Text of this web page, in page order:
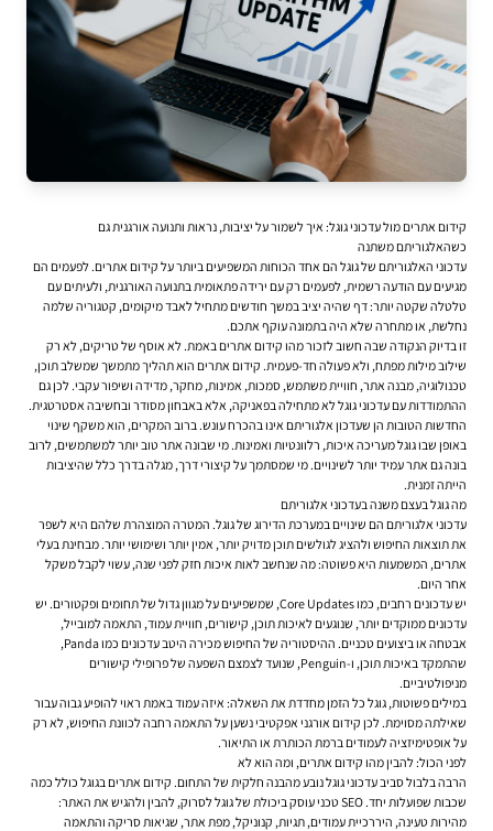
קידום אתרים מול עדכוני גוגל: איך לשמור על יציבות, נראות ותנועה אורגנית גם
כשהאלגוריתם משתנה
עדכוני האלגוריתם של גוגל הם אחד הכוחות המשפיעים ביותר על קידום אתרים. לפעמים הם
מגיעים עם הודעה רשמית, לפעמים רק עם ירידה פתאומית בתנועה האורגנית, ולעיתים עם
טלטלה שקטה יותר: דף שהיה יציב במשך חודשים מתחיל לאבד מיקומים, קטגוריה שלמה
נחלשת, או מתחרה שלא היה בתמונה עוקף אתכם.
זו בדיוק הנקודה שבה חשוב לזכור מהו קידום אתרים באמת. לא אוסף של טריקים, לא רק
שילוב מילות מפתח, ולא פעולה חד-פעמית. קידום אתרים הוא תהליך מתמשך שמשלב תוכן,
טכנולוגיה, מבנה אתר, חוויית משתמש, סמכות, אמינות, מחקר, מדידה ושיפור עקבי. לכן גם
ההתמודדות עם עדכוני גוגל לא מתחילה בפאניקה, אלא באבחון מסודר ובחשיבה אסטרטגית.
החדשות הטובות הן שעדכון אלגוריתם אינו בהכרח עונש. ברוב המקרים, הוא משקף שינוי
באופן שבו גוגל מעריכה איכות, רלוונטיות ואמינות. מי שבונה אתר טוב יותר למשתמשים, לרוב
בונה גם אתר עמיד יותר לשינויים. מי שמסתמך על קיצורי דרך, מגלה בדרך כלל שהיציבות
הייתה זמנית.
מה גוגל בעצם משנה בעדכוני אלגוריתם
עדכוני אלגוריתם הם שינויים במערכת הדירוג של גוגל. המטרה המוצהרת שלהם היא לשפר
את תוצאות החיפוש ולהציג לגולשים תוכן מדויק יותר, אמין יותר ושימושי יותר. מבחינת בעלי
אתרים, המשמעות היא פשוטה: מה שנחשב לאות איכות חזק לפני שנה, עשוי לקבל משקל
אחר היום.
יש עדכונים רחבים, כמו Core Updates, שמשפיעים על מגוון גדול של תחומים ופקטורים. יש
עדכונים ממוקדים יותר, שנוגעים לאיכות תוכן, קישורים, חוויית עמוד, התאמה למובייל,
אבטחה או ביצועים טכניים. ההיסטוריה של החיפוש מכירה היטב עדכונים כמו Panda,
שהתמקד באיכות תוכן, ו-Penguin, שנועד לצמצם השפעה של פרופילי קישורים
מניפולטיביים.
במילים פשוטות, גוגל כל הזמן מחדדת את השאלה: איזה עמוד באמת ראוי להופיע גבוה עבור
שאילתה מסוימת. לכן קידום אורגני אפקטיבי נשען על התאמה רחבה לכוונת החיפוש, לא רק
על אופטימיזציה לעמודים ברמת הכותרת או התיאור.
לפני הכול: להבין מהו קידום אתרים, ומה הוא לא
הרבה בלבול סביב עדכוני גוגל נובע מהבנה חלקית של התחום. קידום אתרים בגוגל כולל כמה
שכבות שפועלות יחד. SEO טכני עוסק ביכולת של גוגל לסרוק, להבין ולהגיש את האתר:
מהירות טעינה, היררכיית עמודים, תגיות, קנוניקל, מפת אתר, שגיאות סריקה והתאמה